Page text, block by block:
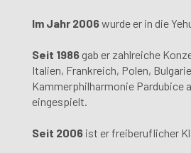
Im Jahr 2006wurde er in die
Seit 1986 gab er zahlreiche
Italien, Frankreich, Polen,
Kammerphilharmonie Pardubice
eingespielt.
Seit 2006 ist er freiberuflicher